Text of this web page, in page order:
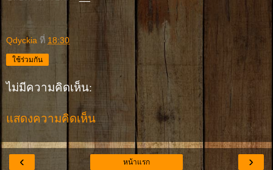
Qdyckia ที่ 18:30
ใช้ร่วมกัน
ไม่มีความคิดเห็น:
แสดงความคิดเห็น
‹ ›
หน้าแรก